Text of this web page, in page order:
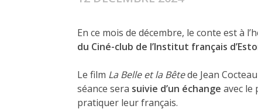
En ce mois de décembre, le conte est à
du Ciné-club de l’Institut français
Le film La Belle et la Bêtede Jean
séance sera suivie d’un échange avec le
pratiquer leur français.